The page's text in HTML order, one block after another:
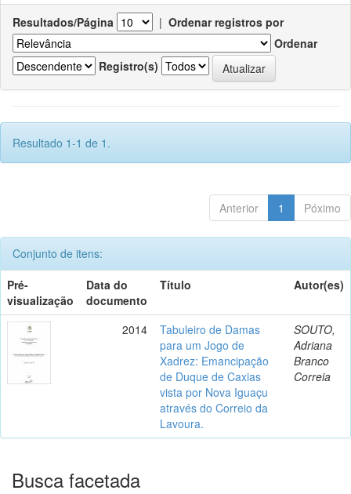
Resultados/Página | Ordenar registros por
Ordenar
Registro(s)
Resultado 1-1 de 1.
Anterior 1 Póximo
Conjunto de itens:
Pré-
visualização
Data do
documento
Título Autor(es)
2014
Tabuleiro de Damas
para um Jogo de
Xadrez: Emancipação
de Duque de Caxias
vista por Nova Iguaçu
através do Correio da
Lavoura.
SOUTO,
Adriana
Branco
Correia
Busca facetada